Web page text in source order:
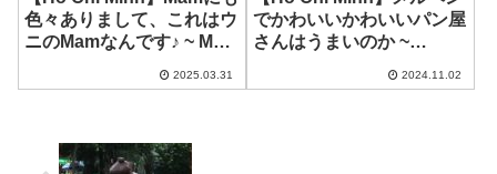
色々ありまして、これはウ
ニのMamなんです♪ ~ Mam
2025.03.31
でかわいいかわいいパン屋
さんはうまいのか ~
2024.11.02